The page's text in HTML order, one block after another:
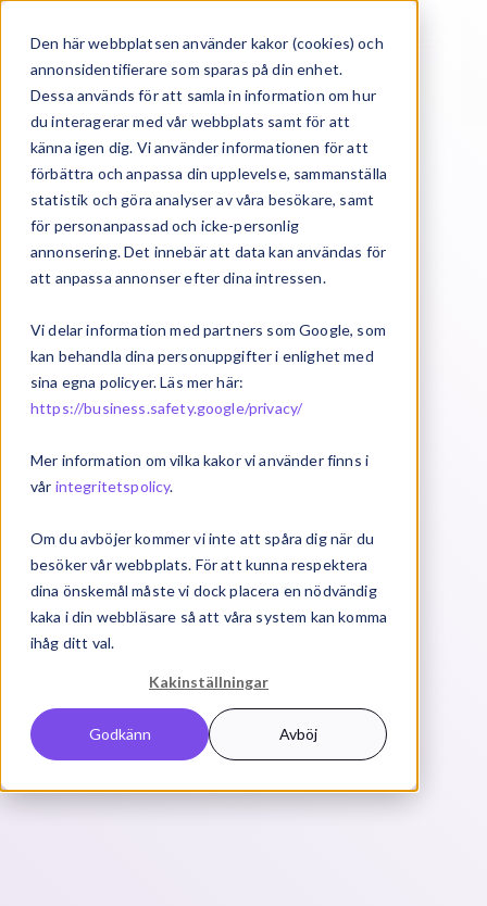
Den här webbplatsen använder kakor (cookies) och
annonsidentifierare som sparas på din enhet.
Dessa används för att samla in information om hur
du interagerar med vår webbplats samt för att
känna igen dig. Vi använder informationen för att
förbättra och anpassa din upplevelse, sammanställa
statistik och göra analyser av våra besökare, samt
för personanpassad och icke-personlig
annonsering. Det innebär att data kan användas för
att anpassa annonser efter dina intressen.
Vi delar information med partners som Google, som
kan behandla dina personuppgifter i enlighet med
sina egna policyer. Läs mer här:
https://business.safety.google/privacy/
Mer information om vilka kakor vi använder finns i
vår integritetspolicy.
Om du avböjer kommer vi inte att spåra dig när du
besöker vår webbplats. För att kunna respektera
dina önskemål måste vi dock placera en nödvändig
kaka i din webbläsare så att våra system kan komma
ihåg ditt val.
Kakinställningar
Godkänn Avböj